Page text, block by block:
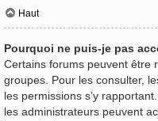
Haut
Pourquoi ne puis-je pas
Certains forums peuvent être
groupes. Pour les consulter,
les permissions s’y
les administrateurs peuvent